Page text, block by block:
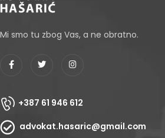
Mi smo tu zbog Vas, a ne obratno.
+387 61 946 612
advokat.hasaric@gmail.com